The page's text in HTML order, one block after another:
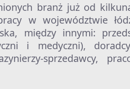
branż już od
w województwie
między innymi:
i medyczni),
sprzedawcy,